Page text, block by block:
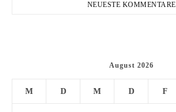
NEUESTE KOMMENTARE
August 2026
M D M D F